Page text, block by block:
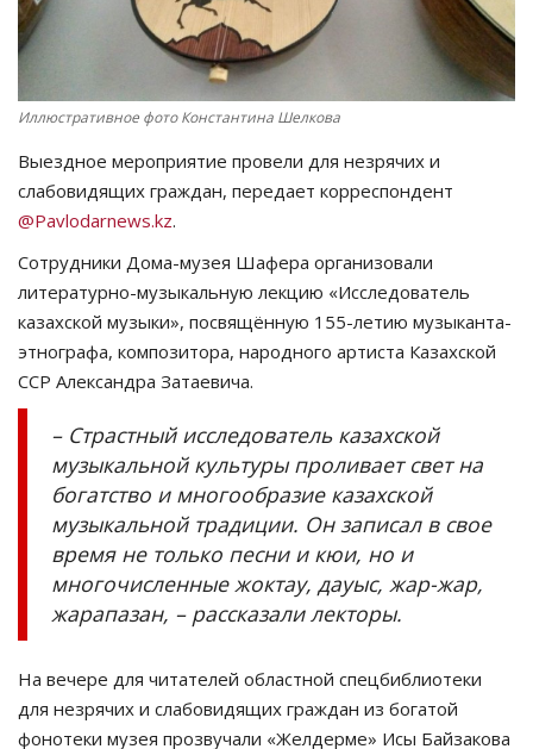
РАЗВЛЕЧЕНИЯ
Язык
Иллюстративное фото Константина Шелкова
Выездное мероприятие провели для незрячих и
слабовидящих граждан, передает корреспондент
@Pavlodarnews.kz.
Сотрудники Дома-музея Шафера организовали
литературно-музыкальную лекцию «Исследователь
казахской музыки», посвящённую 155-летию музыканта-
этнографа, композитора, народного артиста Казахской
ССР Александра Затаевича.
– Страстный исследователь казахской
музыкальной культуры проливает свет на
богатство и многообразие казахской
музыкальной традиции. Он записал в свое
время не только песни и кюи, но и
многочисленные жоктау, дауыс, жар-жар,
жарапазан, – рассказали лекторы.
На вечере для читателей областной спецбиблиотеки
для незрячих и слабовидящих граждан из богатой
фонотеки музея прозвучали «Желдерме» Исы Байзакова